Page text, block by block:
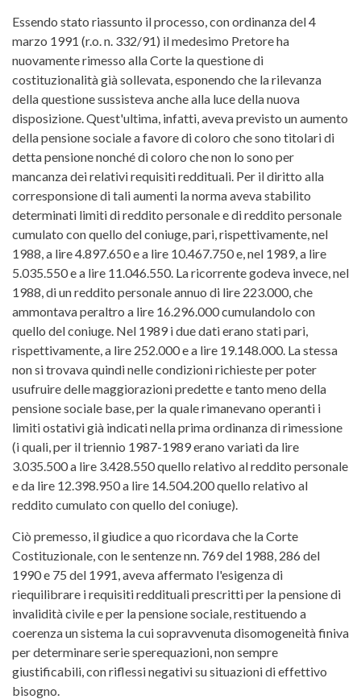
Essendo stato riassunto il processo, con ordinanza del 4
marzo 1991 (r.o. n. 332/91) il medesimo Pretore ha
nuovamente rimesso alla Corte la questione di
costituzionalità già sollevata, esponendo che la rilevanza
della questione sussisteva anche alla luce della nuova
disposizione. Quest'ultima, infatti, aveva previsto un aumento
della pensione sociale a favore di coloro che sono titolari di
detta pensione nonché di coloro che non lo sono per
mancanza dei relativi requisiti reddituali. Per il diritto alla
corresponsione di tali aumenti la norma aveva stabilito
determinati limiti di reddito personale e di reddito personale
cumulato con quello del coniuge, pari, rispettivamente, nel
1988, a lire 4.897.650 e a lire 10.467.750 e, nel 1989, a lire
5.035.550 e a lire 11.046.550. La ricorrente godeva invece, nel
1988, di un reddito personale annuo di lire 223.000, che
ammontava peraltro a lire 16.296.000 cumulandolo con
quello del coniuge. Nel 1989 i due dati erano stati pari,
rispettivamente, a lire 252.000 e a lire 19.148.000. La stessa
non si trovava quindi nelle condizioni richieste per poter
usufruire delle maggiorazioni predette e tanto meno della
pensione sociale base, per la quale rimanevano operanti i
limiti ostativi già indicati nella prima ordinanza di rimessione
(i quali, per il triennio 1987-1989 erano variati da lire
3.035.500 a lire 3.428.550 quello relativo al reddito personale
e da lire 12.398.950 a lire 14.504.200 quello relativo al
reddito cumulato con quello del coniuge).
Ciò premesso, il giudice a quo ricordava che la Corte
Costituzionale, con le sentenze nn. 769 del 1988, 286 del
1990 e 75 del 1991, aveva affermato l'esigenza di
riequilibrare i requisiti reddituali prescritti per la pensione di
invalidità civile e per la pensione sociale, restituendo a
coerenza un sistema la cui sopravvenuta disomogeneità finiva
per determinare serie sperequazioni, non sempre
giustificabili, con riflessi negativi su situazioni di effettivo
bisogno.